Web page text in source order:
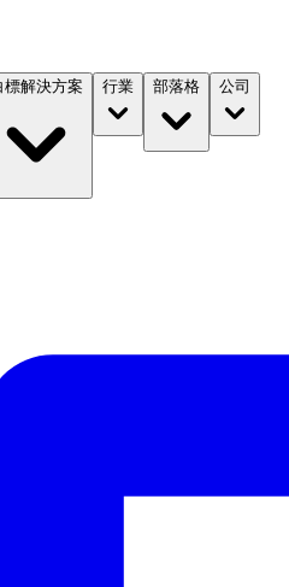
標解決方案 行業 部落格 公司
支援 Google Play、使用者回
透明